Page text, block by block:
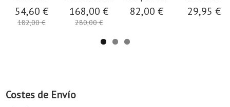
Costes de Envío
54,60 €
182,00 €
168,00 €
280,00 €
82,00 € 29,95 €